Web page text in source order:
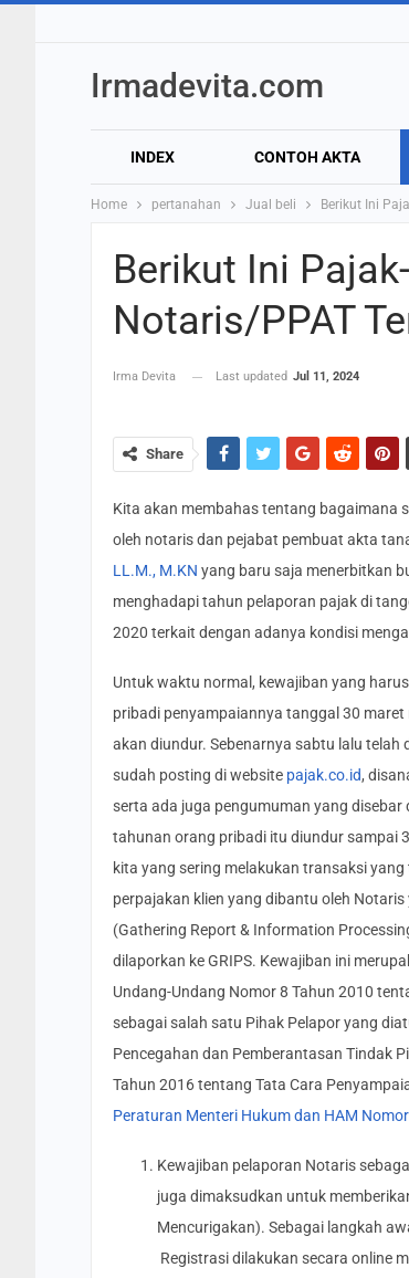
Irmadevita.com
INDEX CONTOH AKTA
Home pertanahan Jual beli Berikut Ini
Berikut Ini
Notaris/PPAT
Irma Devita Last updated Jul 11, 2024
Share
Kita akan membahas tentang bagaimana
oleh notaris dan pejabat pembuat akta
LL.M., M.KN yang baru saja menerbitkan
menghadapi tahun pelaporan pajak di
2020 terkait dengan adanya kondisi
Untuk waktu normal, kewajiban yang
pribadi penyampaiannya tanggal 30
akan diundur. Sebenarnya sabtu lalu
sudah posting di website pajak.co.id,
serta ada juga pengumuman yang
tahunan orang pribadi itu diundur sampai
kita yang sering melakukan transaksi
perpajakan klien yang dibantu oleh Notaris
(Gathering Report & Information
dilaporkan ke GRIPS. Kewajiban ini
Undang-Undang Nomor 8 Tahun 2010
sebagai salah satu Pihak Pelapor yang
Pencegahan dan Pemberantasan Tindak
Tahun 2016 tentang Tata Cara
Peraturan Menteri Hukum dan HAM
Kewajiban pelaporan Notaris
juga dimaksudkan untuk
Mencurigakan). Sebagai langkah
Registrasi dilakukan secara online